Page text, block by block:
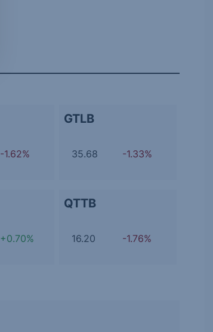
-1.62%
GTLB
35.68 -1.33%
+0.70%
QTTB
16.20 -1.76%